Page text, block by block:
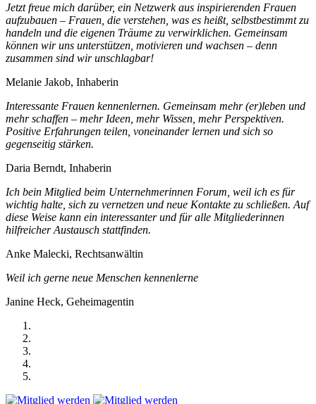
Jetzt freue mich darüber, ein Netzwerk aus inspirierenden Frauen
aufzubauen – Frauen, die verstehen, was es heißt, selbstbestimmt zu
handeln und die eigenen Träume zu verwirklichen. Gemeinsam
können wir uns unterstützen, motivieren und wachsen – denn
zusammen sind wir unschlagbar!
Melanie Jakob, Inhaberin
Interessante Frauen kennenlernen. Gemeinsam mehr (er)leben und
mehr schaffen – mehr Ideen, mehr Wissen, mehr Perspektiven.
Positive Erfahrungen teilen, voneinander lernen und sich so
gegenseitig stärken.
Daria Berndt, Inhaberin
Ich bein Mitglied beim Unternehmerinnen Forum, weil ich es für
wichtig halte, sich zu vernetzen und neue Kontakte zu schließen. Auf
diese Weise kann ein interessanter und für alle Mitgliederinnen
hilfreicher Austausch stattfinden.
Anke Malecki, Rechtsanwältin
Weil ich gerne neue Menschen kennenlerne
Janine Heck, Geheimagentin